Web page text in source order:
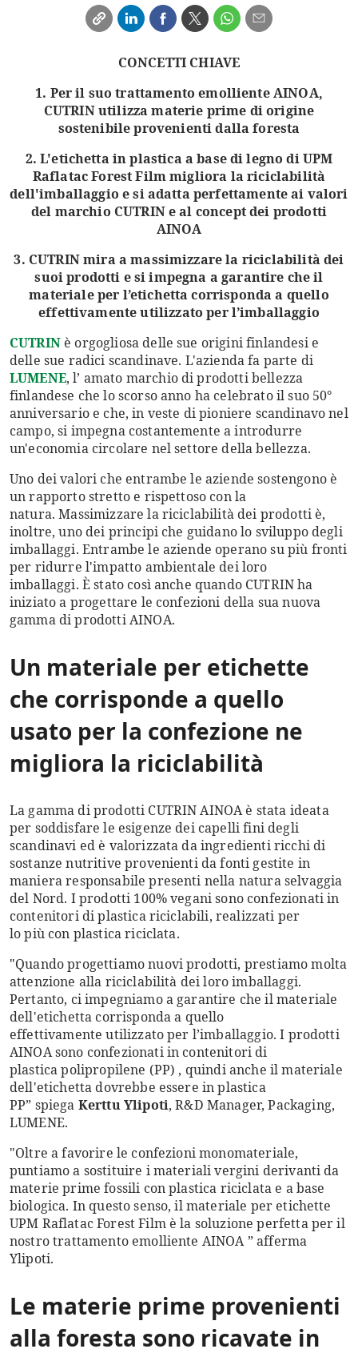
CONCETTI CHIAVE
1. Per il suo trattamento emolliente AINOA,
CUTRIN utilizza materie prime di origine
sostenibile provenienti dalla foresta
2. L'etichetta in plastica a base di legno di UPM
Raflatac Forest Film migliora la riciclabilità
dell'imballaggio e si adatta perfettamente ai valori
del marchio CUTRIN e al concept dei prodotti
AINOA
3. CUTRIN mira a massimizzare la riciclabilità dei
suoi prodotti e si impegna a garantire che il
materiale per l’etichetta corrisponda a quello
effettivamente utilizzato per l’imballaggio
CUTRINè orgogliosa delle sue origini finlandesi e
delle sue radici scandinave. L'azienda fa parte di
LUMENE, l’ amato marchio di prodotti bellezza
finlandese che lo scorso anno ha celebrato il suo 50°
anniversario e che, in veste di pioniere scandinavo nel
campo, si impegna costantemente a introdurre
un'economia circolare nel settore della bellezza.
Uno dei valori che entrambe le aziende sostengono è
un rapporto stretto e rispettoso con la
natura. Massimizzare la riciclabilità dei prodotti è,
inoltre, uno dei principi che guidano lo sviluppo degli
imballaggi. Entrambe le aziende operano su più fronti
per ridurre l'impatto ambientale dei loro
imballaggi. È stato così anche quando CUTRIN ha
iniziato a progettare le confezioni della sua nuova
gamma di prodotti AINOA.
Un materiale per etichette
che corrisponde a quello
usato per la confezione ne
migliora la riciclabilità
La gamma di prodotti CUTRIN AINOA è stata ideata
per soddisfare le esigenze dei capelli fini degli
scandinavi ed è valorizzata da ingredienti ricchi di
sostanze nutritive provenienti da fonti gestite in
maniera responsabile presenti nella natura selvaggia
del Nord. I prodotti 100% vegani sono confezionati in
contenitori di plastica riciclabili, realizzati per
lo più con plastica riciclata.
"Quando progettiamo nuovi prodotti, prestiamo molta
attenzione alla riciclabilità dei loro imballaggi.
Pertanto, ci impegniamo a garantire che il materiale
dell'etichetta corrisponda a quello
effettivamente utilizzato per l’imballaggio. I prodotti
AINOA sono confezionati in contenitori di
plastica polipropilene (PP) , quindi anche il materiale
dell'etichetta dovrebbe essere in plastica
PP” spiega Kerttu Ylipoti, R&D Manager, Packaging,
LUMENE.
"Oltre a favorire le confezioni monomateriale,
puntiamo a sostituire i materiali vergini derivanti da
materie prime fossili con plastica riciclata e a base
biologica. In questo senso, il materiale per etichette
UPM Raflatac Forest Film è la soluzione perfetta per il
nostro trattamento emolliente AINOA ” afferma
Ylipoti.
Le materie prime provenienti
alla foresta sono ricavate in